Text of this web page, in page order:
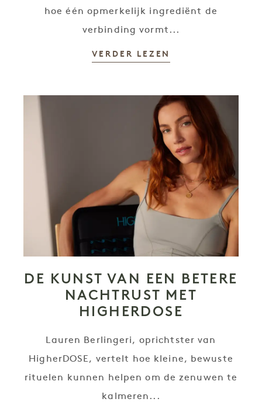
hoe één opmerkelijk ingrediënt de
verbinding vormt...
VERDER LEZEN
DE KUNST VAN EEN BETERE
NACHTRUST MET
HIGHERDOSE
Lauren Berlingeri, oprichtster van
HigherDOSE, vertelt hoe kleine, bewuste
rituelen kunnen helpen om de zenuwen te
kalmeren...